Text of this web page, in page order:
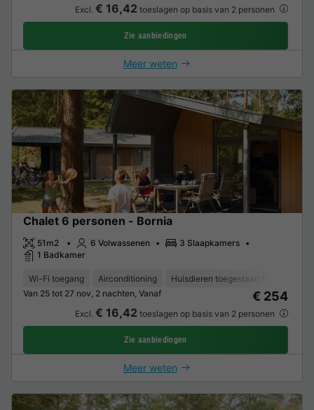
Excl. € 16,42 toeslagen op basis van 2 personen
Zie aanbiedingen
Meer weten
Chalet 6 personen - Bornia
51m2 6 Volwassenen
3 Slaapkamers
1 Badkamer
Wi-Fi toegang Airconditioning Huisdieren toegestaan *
Van 25 tot 27 nov, 2 nachten, Vanaf
€ 254
Excl. € 16,42 toeslagen op basis van 2 personen
Zie aanbiedingen
Meer weten